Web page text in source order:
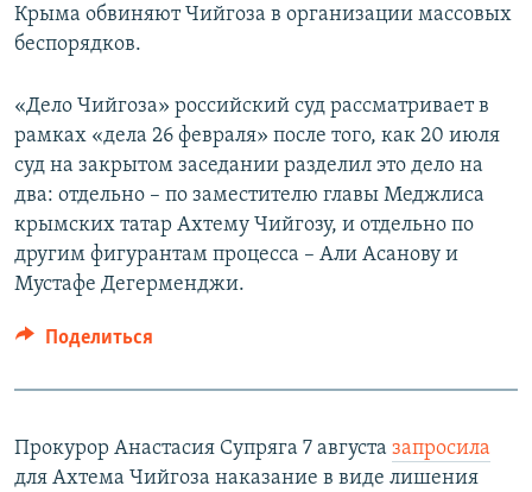
Крыма обвиняют Чийгоза в организации массовых
беспорядков.
«Дело Чийгоза» российский суд рассматривает в
рамках «дела 26 февраля» после того, как 20 июля
суд на закрытом заседании разделил это дело на
два: отдельно – по заместителю главы Меджлиса
крымских татар Ахтему Чийгозу, и отдельно по
другим фигурантам процесса – Али Асанову и
Мустафе Дегерменджи.
Поделиться
Прокурор Анастасия Супряга 7 августа запросила
для Ахтема Чийгоза наказание в виде лишения